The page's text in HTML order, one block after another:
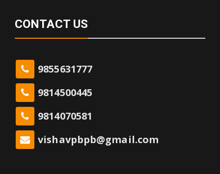
CONTACT US
9855631777
9814500445
9814070581
vishavpbpb@gmail.com